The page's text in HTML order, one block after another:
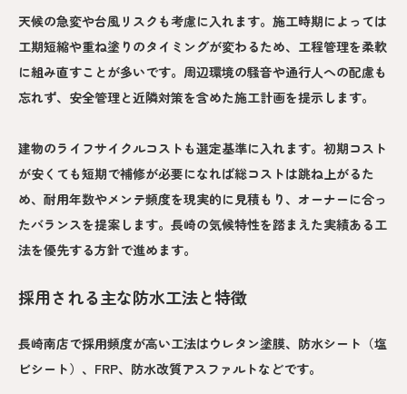
天候の急変や台風リスクも考慮に入れます。施工時期によっては
工期短縮や重ね塗りのタイミングが変わるため、工程管理を柔軟
に組み直すことが多いです。周辺環境の騒音や通行人への配慮も
忘れず、安全管理と近隣対策を含めた施工計画を提示します。
建物のライフサイクルコストも選定基準に入れます。初期コスト
が安くても短期で補修が必要になれば総コストは跳ね上がるた
め、耐用年数やメンテ頻度を現実的に見積もり、オーナーに合っ
たバランスを提案します。長崎の気候特性を踏まえた実績ある工
法を優先する方針で進めます。
採用される主な防水工法と特徴
長崎南店で採用頻度が高い工法はウレタン塗膜、防水シート（塩
ビシート）、FRP、防水改質アスファルトなどです。